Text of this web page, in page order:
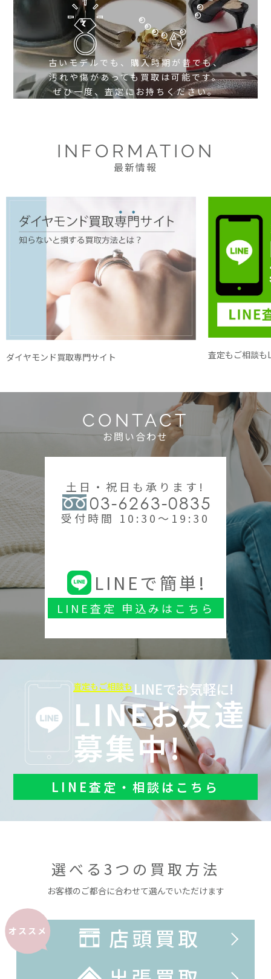
古いモデルでも、購入時期が昔でも、
汚れや傷があっても買取は可能です。
ぜひ一度、査定にお持ちください。
INFORMATION
最新情報
ダイヤモンド買取専門サイト 査定もご相談も
CONTACT
お問い合わせ
土日・祝日も承ります!
03-6263-0835
受付時間 10:30～19:30
LINEで簡単!
LINE査定 申込みはこちら
査定もご相談も LINEでお気軽に!
LINEお友達
募集中!
LINE査定・相談はこちら
選べる3つの買取方法
お客様のご都合に合わせて選んでいただけます
オススメ
店頭買取